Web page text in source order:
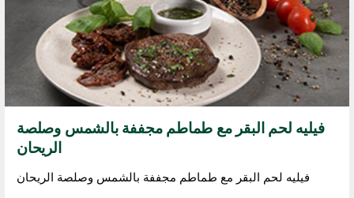
فيليه لحم البقر مع طماطم مجففة بالشمس وصلصة
الريحان
فيليه لحم البقر مع طماطم مجففة بالشمس وصلصة الريحان